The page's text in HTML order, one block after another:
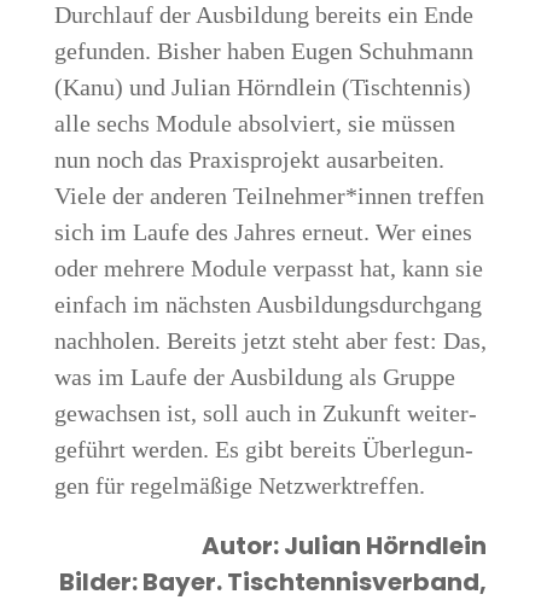
Durch­lauf der Aus­bil­dung bereits ein Ende
gefun­den. Bis­her haben Eugen Schuh­mann
(Kanu) und Juli­an Hörnd­lein (Tisch­ten­nis)
alle sechs Modu­le absol­viert, sie müs­sen
nun noch das Pra­xis­pro­jekt aus­ar­bei­ten.
Vie­le der ande­ren Teilnehmer*innen tref­fen
sich im Lau­fe des Jah­res erneut. Wer eines
oder meh­re­re Modu­le ver­passt hat, kann sie
ein­fach im nächs­ten Aus­bil­dungs­durch­gang
nach­ho­len. Bereits jetzt steht aber fest: Das,
was im Lau­fe der Aus­bil­dung als Grup­pe
gewach­sen ist, soll auch in Zukunft wei­ter­
ge­führt wer­den. Es gibt bereits Über­le­gun­
gen für regel­mä­ßi­ge Netzwerktreffen.
Autor: Juli­an Hörnd­lein
Bil­der: Bay­er. Tisch­ten­nis­ver­band,